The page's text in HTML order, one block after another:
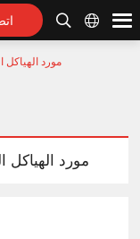
مورد الهياكل
مورد الهياكل